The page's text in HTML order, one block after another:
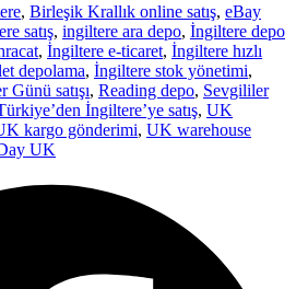
, Birleşik Krallık online satış, eBay
satış, ingiltere ara depo, İngiltere depo
, İngiltere e-ticaret, İngiltere hızlı
depolama, İngiltere stok yönetimi,
satışı, Reading depo, Sevgililer
İngiltere’ye satış, UK
kargo gönderimi, UK warehouse
UK